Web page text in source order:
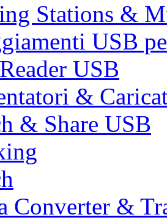
Stations &
USB
USB
&
& Share USB
Converter &